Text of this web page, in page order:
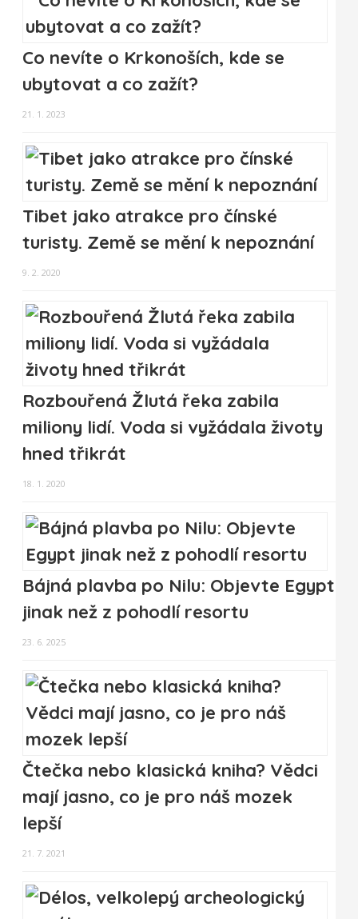
Co nevíte o Krkonoších, kde se
ubytovat a co zažít?
21. 1. 2023
Tibet jako atrakce pro čínské
turisty. Země se mění k nepoznání
9. 2. 2020
Rozbouřená Žlutá řeka zabila
miliony lidí. Voda si vyžádala životy
hned třikrát
18. 1. 2020
Bájná plavba po Nilu: Objevte Egypt
jinak než z pohodlí resortu
23. 6. 2025
Čtečka nebo klasická kniha? Vědci
mají jasno, co je pro náš mozek
lepší
21. 7. 2021